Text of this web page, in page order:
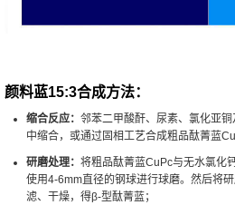
颜料蓝15:3合成方法：
缩合反应： 邻苯二甲酸酐、尿素、氯化亚
中缩合，或通过固相工艺合成粗品酞菁蓝
研磨处理： 将粗品酞菁蓝CuPc与无水氯化
使用4-6mm直径的钢球进行球磨。然后将
滤、干燥，得β-型酞菁蓝；